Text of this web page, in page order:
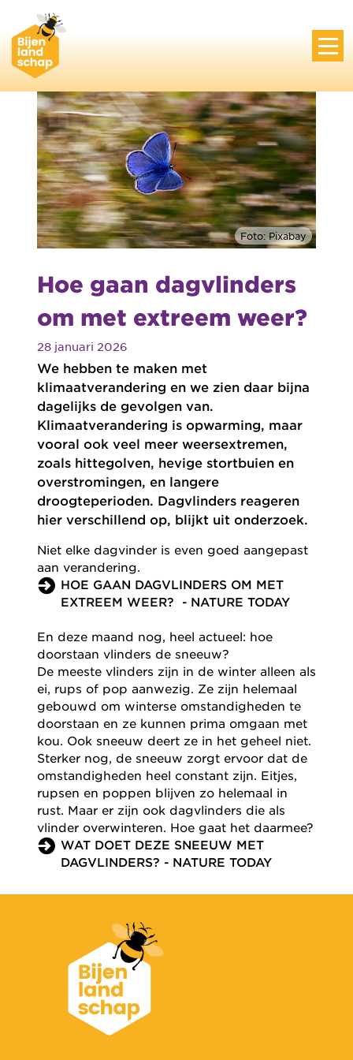
Hoe gaan dagvlinders
om met extreem weer?
28 januari 2026
We hebben te maken met
klimaatverandering en we zien daar bijna
dagelijks de gevolgen van.
Klimaatverandering is opwarming, maar
vooral ook veel meer weersextremen,
zoals hittegolven, hevige stortbuien en
overstromingen, en langere
droogteperioden. Dagvlinders reageren
hier verschillend op, blijkt uit onderzoek.
Foto: Pixabay
Niet elke dagvinder is even goed aangepast
aan verandering.
HOE GAAN DAGVLINDERS OM MET
EXTREEM WEER? - NATURE TODAY
En deze maand nog, heel actueel: hoe
doorstaan vlinders de sneeuw?
De meeste vlinders zijn in de winter alleen als
ei, rups of pop aanwezig. Ze zijn helemaal
gebouwd om winterse omstandigheden te
doorstaan en ze kunnen prima omgaan met
kou. Ook sneeuw deert ze in het geheel niet.
Sterker nog, de sneeuw zorgt ervoor dat de
omstandigheden heel constant zijn. Eitjes,
rupsen en poppen blijven zo helemaal in
rust. Maar er zijn ook dagvlinders die als
vlinder overwinteren. Hoe gaat het daarmee?
WAT DOET DEZE SNEEUW MET
DAGVLINDERS? - NATURE TODAY